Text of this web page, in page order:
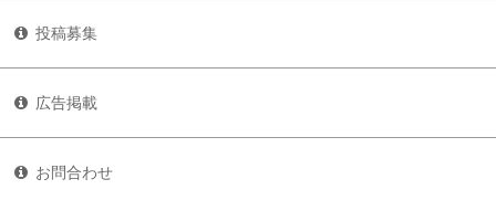
投稿募集
広告掲載
お問合わせ